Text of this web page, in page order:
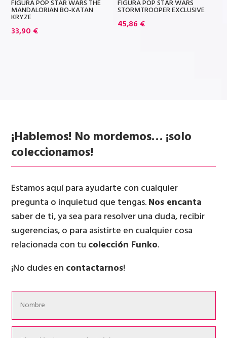
FIGURA POP STAR WARS THE
MANDALORIAN BO-KATAN
KRYZE
33,90 €
FIGURA POP STAR WARS
STORMTROOPER EXCLUSIVE
45,86 €
¡Hablemos! No mordemos… ¡solo
coleccionamos!
Estamos aquí para ayudarte con cualquier
pregunta o inquietud que tengas.Nos encanta
saber de ti, ya sea para resolver una duda, recibir
sugerencias, o para asistirte en cualquier cosa
relacionada con tu colección Funko.
¡No dudes en contactarnos!